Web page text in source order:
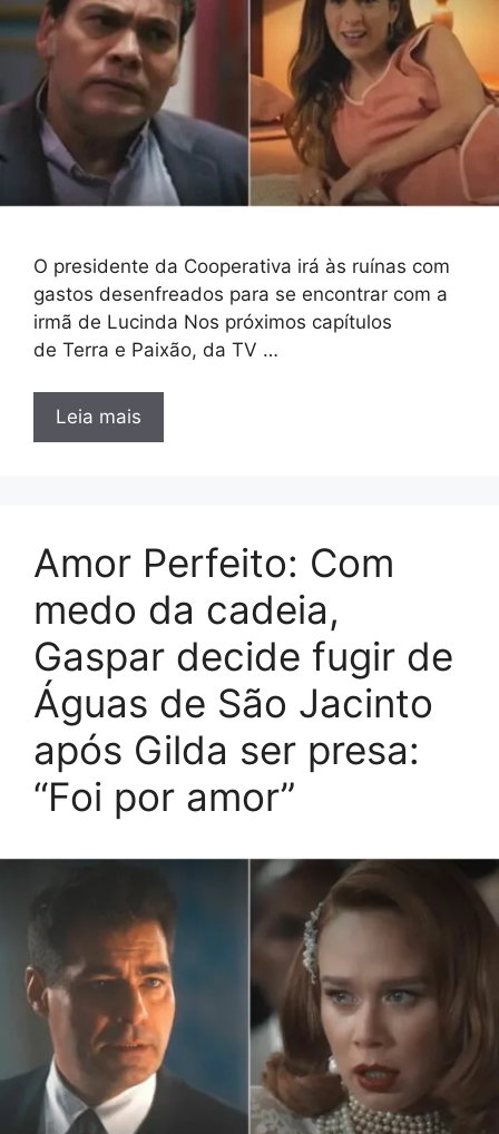
O presidente da Cooperativa irá às ruínas com
gastos desenfreados para se encontrar com a
irmã de Lucinda Nos próximos capítulos
de Terra e Paixão, da TV …
Leia mais
Amor Perfeito: Com
medo da cadeia,
Gaspar decide fugir de
Águas de São Jacinto
após Gilda ser presa:
“Foi por amor”